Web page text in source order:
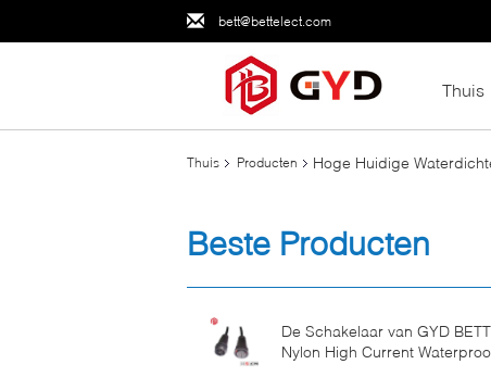
bett@bettelect.com
Thuis
Thuis Producten Hoge Huidige
Beste Producten
De Schakelaar van GYD BETT
Nylon High Current